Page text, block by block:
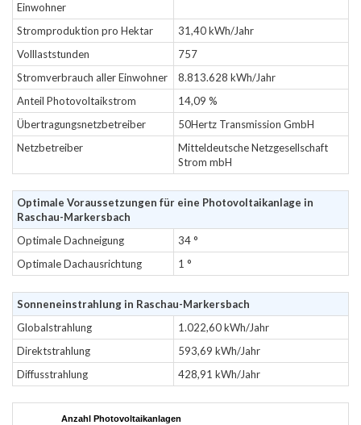
Einwohner
Stromproduktion pro Hektar
31,40 kWh/Jahr
Volllaststunden
757
Stromverbrauch aller Einwohner
8.813.628 kWh/Jahr
Anteil Photovoltaikstrom
14,09 %
Übertragungsnetzbetreiber
50Hertz Transmission GmbH
Netzbetreiber
Mitteldeutsche Netzgesellschaft
Strom mbH
Optimale Voraussetzungen für eine Photovoltaikanlage in
Raschau-Markersbach
Optimale Dachneigung
34 °
Optimale Dachausrichtung
1 °
Sonneneinstrahlung in Raschau-Markersbach
Globalstrahlung
1.022,60 kWh/Jahr
Direktstrahlung
593,69 kWh/Jahr
Diffusstrahlung
428,91 kWh/Jahr
Anzahl Photovoltaikanlagen